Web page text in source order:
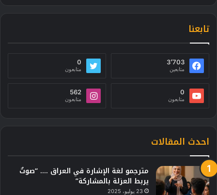
تابعنا
3٬703
متابعين
0
متابعون
0
متابعون
562
متابعون
احدث المقالات
مترجمو لغة الإشارة في العراق …. “صوتٌ
يربط العزلة بالمشاركة”
23 يوليو، 2025